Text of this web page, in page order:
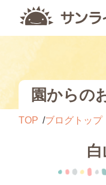
園からの
TOP ブログトップ